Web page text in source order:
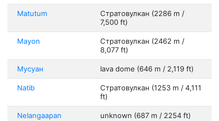
Matutum
Стратовулкан (2286 m /
7,500 ft)
Mayon
Стратовулкан (2462 m /
8,077 ft)
Мусуан lava dome (646 m / 2,119 ft)
Natib
Стратовулкан (1253 m / 4,111
ft)
Nelangaapan unknown (687 m / 2254 ft)